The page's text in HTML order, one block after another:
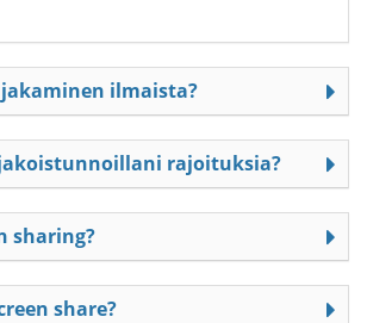
ilmaista?
rajoituksia?
sharing?
share?